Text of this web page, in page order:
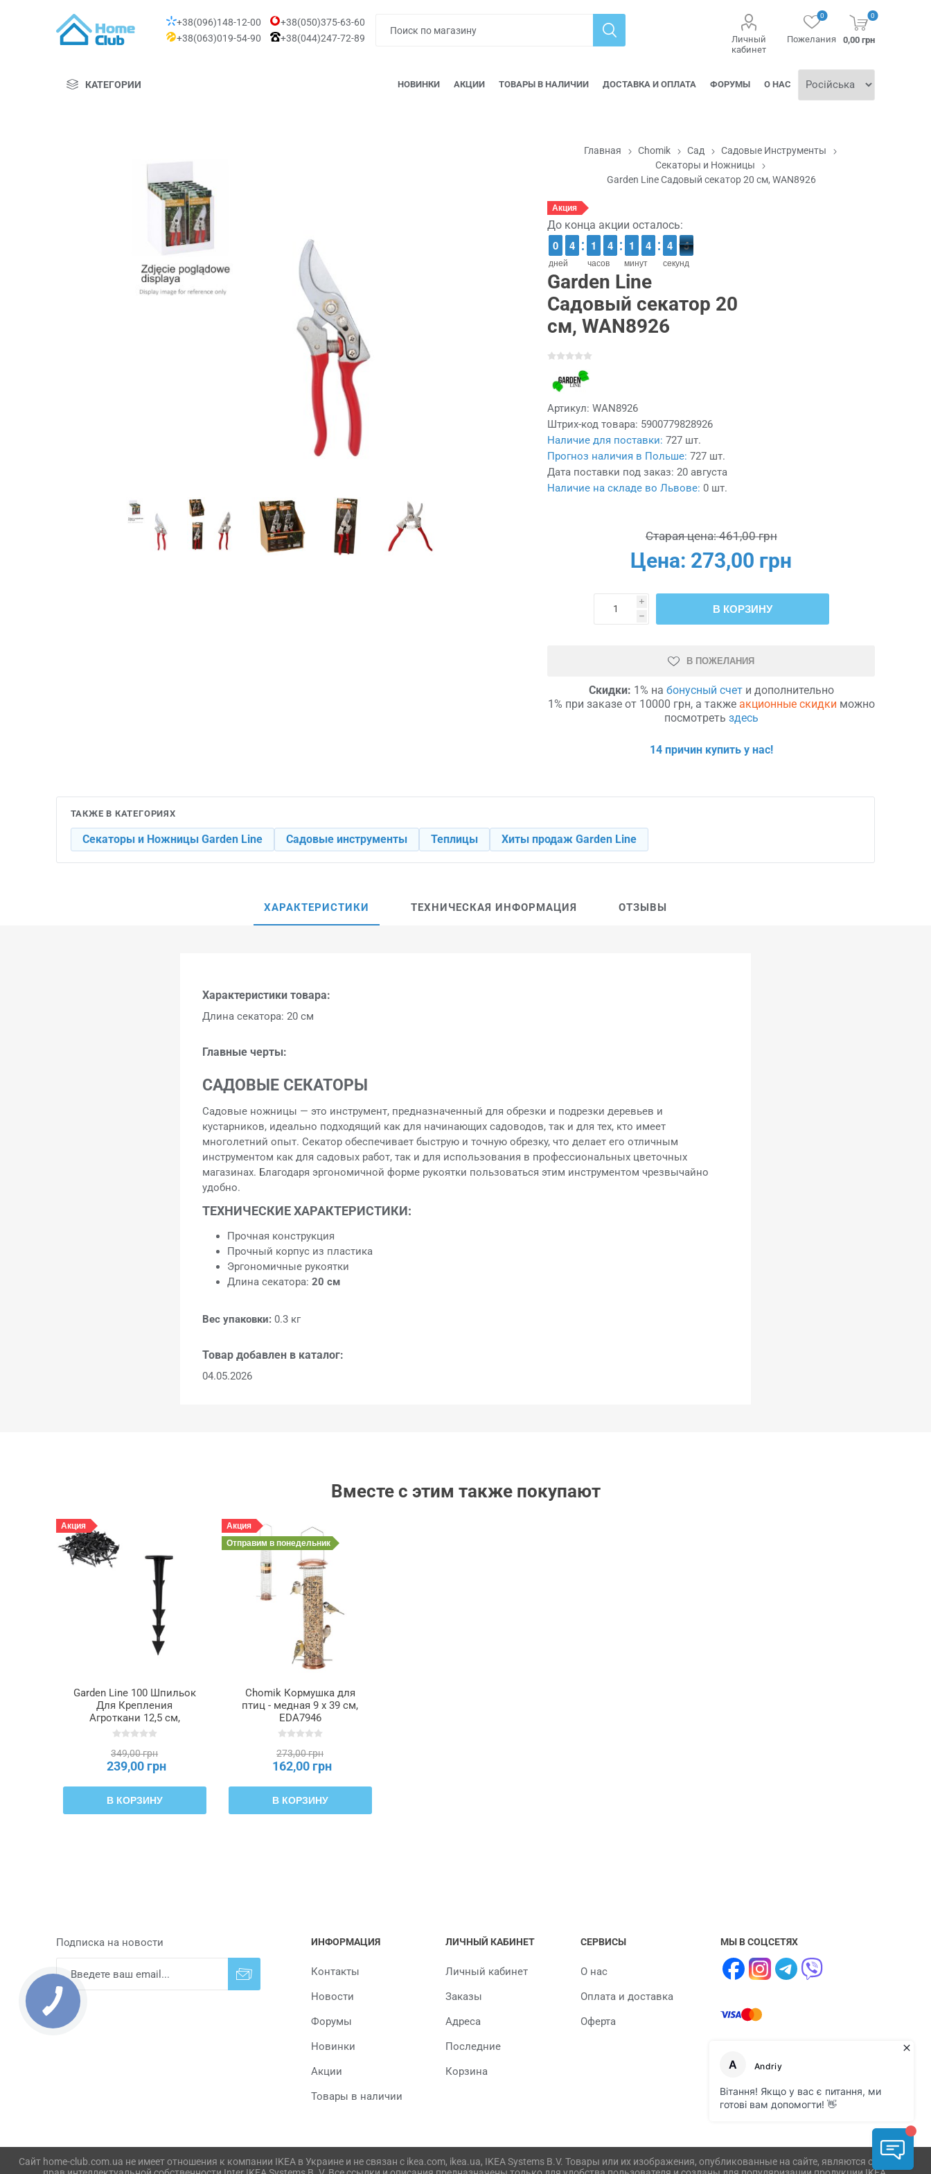
+38(096)148-12-00
+38(050)375-63-60
+38(063)019-54-90
+38(044)247-72-89
Личный
кабинет
Пожелания
0 0
0,00 грн
КАТЕГОРИИ НОВИНКИ АКЦИИ ТОВАРЫ В НАЛИЧИИ ДОСТАВКА И ОПЛАТА ФОРУМЫ О НАС
Главная Chomik Сад
Садовые Инструменты
Секаторы и Ножницы
Garden Line Садовый секатор 20 см, WAN8926
Акция
До конца акции осталось:
дней
9
9
0
0 3
3
4
4
часов
1
1
1
1 3
3
4
4
минут
1
1
1
1 3
3
4
4
секунд
5
4
4 4
4
3
Garden Line
Садовый секатор 20
см, WAN8926
Артикул: WAN8926
Штрих-код товара: 5900779828926
Наличие для поставки: 727 шт.
Прогноз наличия в Польше: 727 шт.
Дата поставки под заказ: 20 августа
Наличие на складе во Львове: 0 шт.
Старая цена: 461,00 грн
Цена: 273,00 грн
i
h
В КОРЗИНУ
В ПОЖЕЛАНИЯ
Скидки: 1% на бонусный счети дополнительно
1% при заказе от 10000 грн, а также акционные скидки можно
посмотреть здесь
14 причин купить у нас!
ТАКЖЕ В КАТЕГОРИЯХ
Секаторы и Ножницы Garden Line Садовые инструменты Теплицы Хиты продаж Garden Line
ХАРАКТЕРИСТИКИ ТЕХНИЧЕСКАЯ ИНФОРМАЦИЯ ОТЗЫВЫ
Характеристики товара:
Длина секатора: 20 см
Главные черты:
САДОВЫЕ СЕКАТОРЫ
Садовые ножницы — это инструмент, предназначенный для обрезки и подрезки деревьев и
кустарников, идеально подходящий как для начинающих садоводов, так и для тех, кто имеет
многолетний опыт. Секатор обеспечивает быструю и точную обрезку, что делает его отличным
инструментом как для садовых работ, так и для использования в профессиональных цветочных
магазинах. Благодаря эргономичной форме рукоятки пользоваться этим инструментом чрезвычайно
удобно.
ТЕХНИЧЕСКИЕ ХАРАКТЕРИСТИКИ:
Прочная конструкция
Прочный корпус из пластика
Эргономичные рукоятки
Длина секатора:20 см
Вес упаковки:0.3 кг
Товар добавлен в каталог:
04.05.2026
Вместе с этим также покупают
Акция
Garden Line 100 Шпильок
Для Крепления
Агроткани 12,5 см,
ROT0806
349,00 грн
239,00 грн
В КОРЗИНУ
Акция
Отправим в понедельник
Chomik Кормушка для
птиц - медная 9 x 39 см,
EDA7946
273,00 грн
162,00 грн
В КОРЗИНУ
Подписка на новости
Подписаться
прописки
ИНФОРМАЦИЯ
Контакты
Новости
Форумы
Новинки
Акции
Товары в наличии
ЛИЧНЫЙ КАБИНЕТ
Личный кабинет
Заказы
Адреса
Последние
Корзина
СЕРВИСЫ
О нас
Оплата и доставка
Оферта
МЫ В СОЦСЕТЯХ
Сайт home-club.com.ua не имеет отношения к компании IKEA в Украине и не связан с ikea.com, ikea.ua, IKEA Systems B.V. Товары или их изображения, опубликованные на сайте, являются объектом